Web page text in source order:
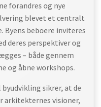
forandres og nye
blevet et centralt
beboere inviteres
deres perspektiver og
– både gennem
og åbne workshops.
sikrer, at de
arkitekternes visioner,